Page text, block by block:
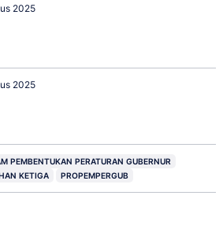
2025
2025
PEMBENTUKAN PERATURAN GUBERNUR
KETIGA
PROPEMPERGUB